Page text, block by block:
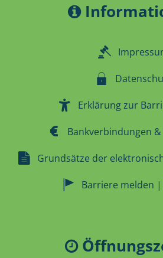
Erklärung zur
Bankverbindungen
Grundsätze der
Barriere melden |